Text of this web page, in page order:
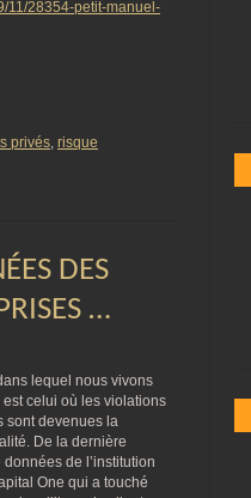
11/28354-petit-manuel-
privés, risque
DES
…
lequel nous vivons
est celui où les violations
sont devenues la
De la dernière
de l’institution
One qui a touché